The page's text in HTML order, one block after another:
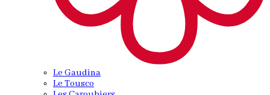
Le Gaudina
Le Tousco